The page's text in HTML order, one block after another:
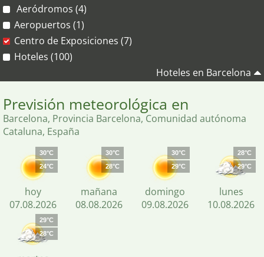
Aeródromos (4)
Aeropuertos (1)
Centro de Exposiciones (7)
Hoteles (100)
Hoteles en Barcelona
Previsión meteorológica en
Barcelona, Provincia Barcelona, Comunidad autónoma
Cataluna, España
30°C
24°C
hoy
07.08.2026
30°C
28°C
mañana
08.08.2026
30°C
29°C
domingo
09.08.2026
28°C
29°C
lunes
10.08.2026
29°C
28°C